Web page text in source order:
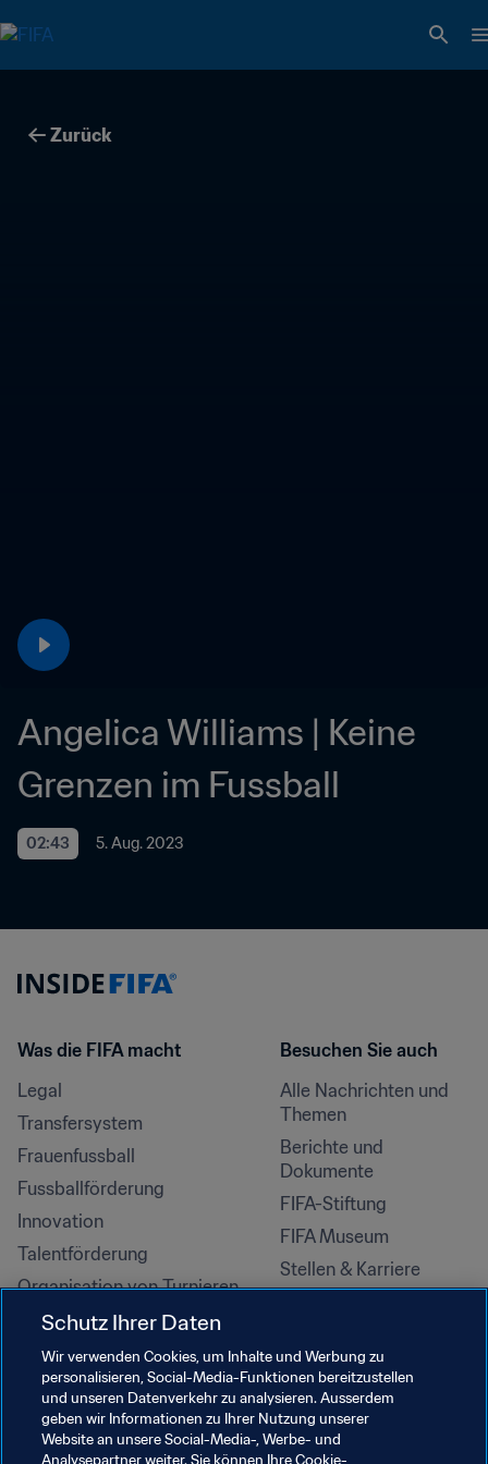
Zurück
Angelica Williams | Keine
Grenzen im Fussball
02:43 5. Aug. 2023
Was die FIFA macht
Legal
Transfersystem
Frauenfussball
Fussballförderung
Innovation
Talentförderung
Organisation von Turnieren
Nachhaltigkeit
Menschenrechte und
Antidiskriminierung
Gesundheit und Medizin
Bildungsinitiativen
Besuchen Sie auch
Alle Nachrichten und
Themen
Berichte und
Dokumente
FIFA-Stiftung
FIFA Museum
Stellen & Karriere
Schutz Ihrer Daten
Wir verwenden Cookies, um Inhalte und Werbung zu
personalisieren, Social-Media-Funktionen bereitzustellen
und unseren Datenverkehr zu analysieren. Ausserdem
geben wir Informationen zu Ihrer Nutzung unserer
Website an unsere Social-Media-, Werbe- und
Analysepartner weiter. Sie können Ihre Cookie-